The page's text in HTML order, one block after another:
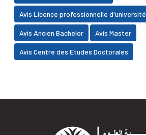
Avis Licence professionnelle d'université
Avis Ancien Bachelor Avis Master
Avis Centre des Etudes Doctorales